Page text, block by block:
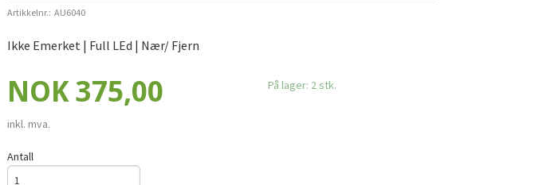
Next
Artikkelnr.: AU6040
Ikke Emerket | Full LEd | Nær/ Fjern
Pris
NOK375,00
inkl. mva.
På lager: 2 stk.
Antall